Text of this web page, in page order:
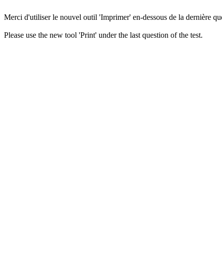
Merci d'utiliser le nouvel outil 'Imprimer' en-dessous de la dernière
Please use the new tool 'Print' under the last question of the test.